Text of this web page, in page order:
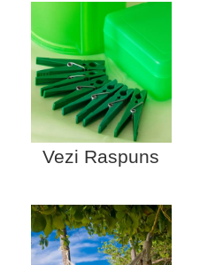
Vezi Raspuns